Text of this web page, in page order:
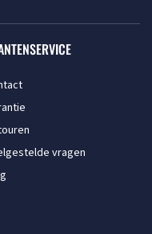
vragen